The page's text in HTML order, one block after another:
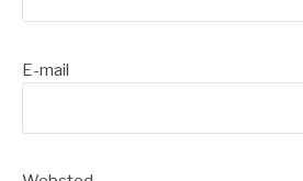
E-mail